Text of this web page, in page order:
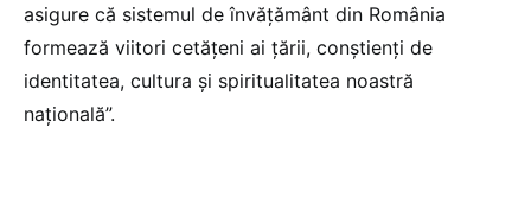
asigure că sistemul de învăţământ din România
formează viitori cetăţeni ai ţării, conştienţi de
identitatea, cultura şi spiritualitatea noastră
naţională”.